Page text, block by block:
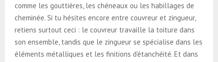
comme les gouttières, les chéneaux ou les habillages de
cheminée. Si tu hésites encore entre couvreur et zingueur,
retiens surtout ceci : le couvreur travaille la toiture dans
son ensemble, tandis que le zingueur se spécialise dans les
éléments métalliques et les finitions d’étanchéité. Et dans